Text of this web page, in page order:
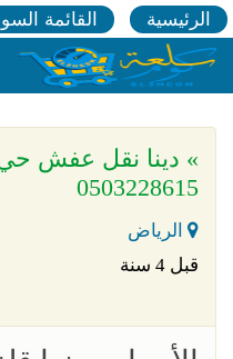
الرئيسية القائمة
» دينا نقل عفش
0503228615
الرياض
قبل 4 سنة